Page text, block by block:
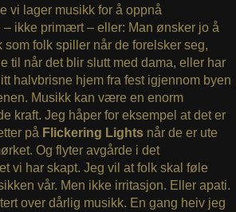
vi lager musikk for å oppnå
ikke primært – eller: Man ønsker jo å
som folk spiller når de forelsker seg,
til når det blir slutt med dama, eller har
halvbrisne hjem fra fest igjennom byen
Musikk kan være en enorm
kraft. Jeg håper for eksempel at det er
på Flickering Lights når de er ute
Og flyter avgårde i det
vi har skapt. Jeg vil at folk skal føle
vår. Men ikke irritasjon. Eller apati.
over dårlig musikk. En gang heiv jeg